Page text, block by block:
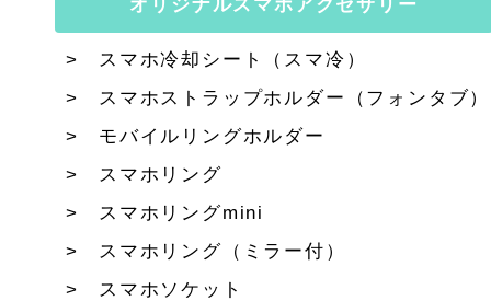
オリジナルスマホアクセサリー
スマホ冷却シート（スマ冷）
スマホストラップホルダー（フォンタブ）
モバイルリングホルダー
スマホリング
スマホリングmini
スマホリング（ミラー付）
スマホソケット